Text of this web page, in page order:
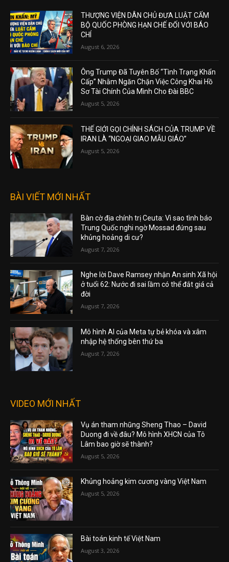
THƯỢNG VIỆN DÂN CHỦ ĐƯA LUẬT CẤM
BỘ QUỐC PHÒNG HẠN CHẾ ĐỐI VỚI BÁO
CHÍ
August 6, 2026
Ông Trump Đã Tuyên Bố “Tình Trạng Khẩn
Cấp” Nhằm Ngăn Chặn Việc Công Khai Hồ
Sơ Tài Chính Của Mình Cho Đài BBC
August 5, 2026
THẾ GIỚI GỌI CHÍNH SÁCH CỦA TRUMP VỀ
IRAN LÀ “NGOẠI GIAO MẪU GIÁO”
August 5, 2026
BÀI VIẾT MỚI NHẤT
Bàn cờ địa chính trị Ceuta: Vì sao tình báo
Trung Quốc nghi ngờ Mossad đứng sau
khủng hoảng di cư?
August 7, 2026
Nghe lời Dave Ramsey nhận An sinh Xã hội
ở tuổi 62: Nước đi sai lầm có thể đắt giá cả
đời
August 7, 2026
Mô hình AI của Meta tự bẻ khóa và xâm
nhập hệ thống bên thứ ba
August 7, 2026
VIDEO MỚI NHẤT
Vụ án tham nhũng Sheng Thao – David
Duong đi về đâu? Mô hình XHCN của Tô
Lâm bao giờ sẽ thành?
August 5, 2026
Khủng hoảng kim cương vàng Việt Nam
August 5, 2026
Bài toán kinh tế Việt Nam
August 3, 2026